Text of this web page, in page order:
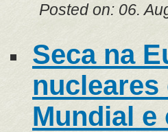
Posted on: 06.
Seca na
nucleares
Mundial e